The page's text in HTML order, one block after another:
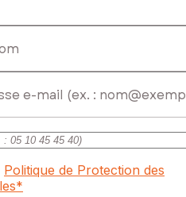
Politique de Protection des
*